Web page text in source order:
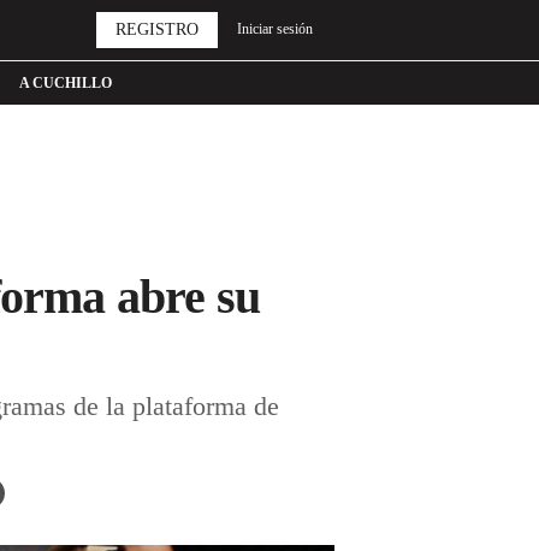
A CUCHILLO
REGISTRO Iniciar sesión
abre su
de la plataforma de